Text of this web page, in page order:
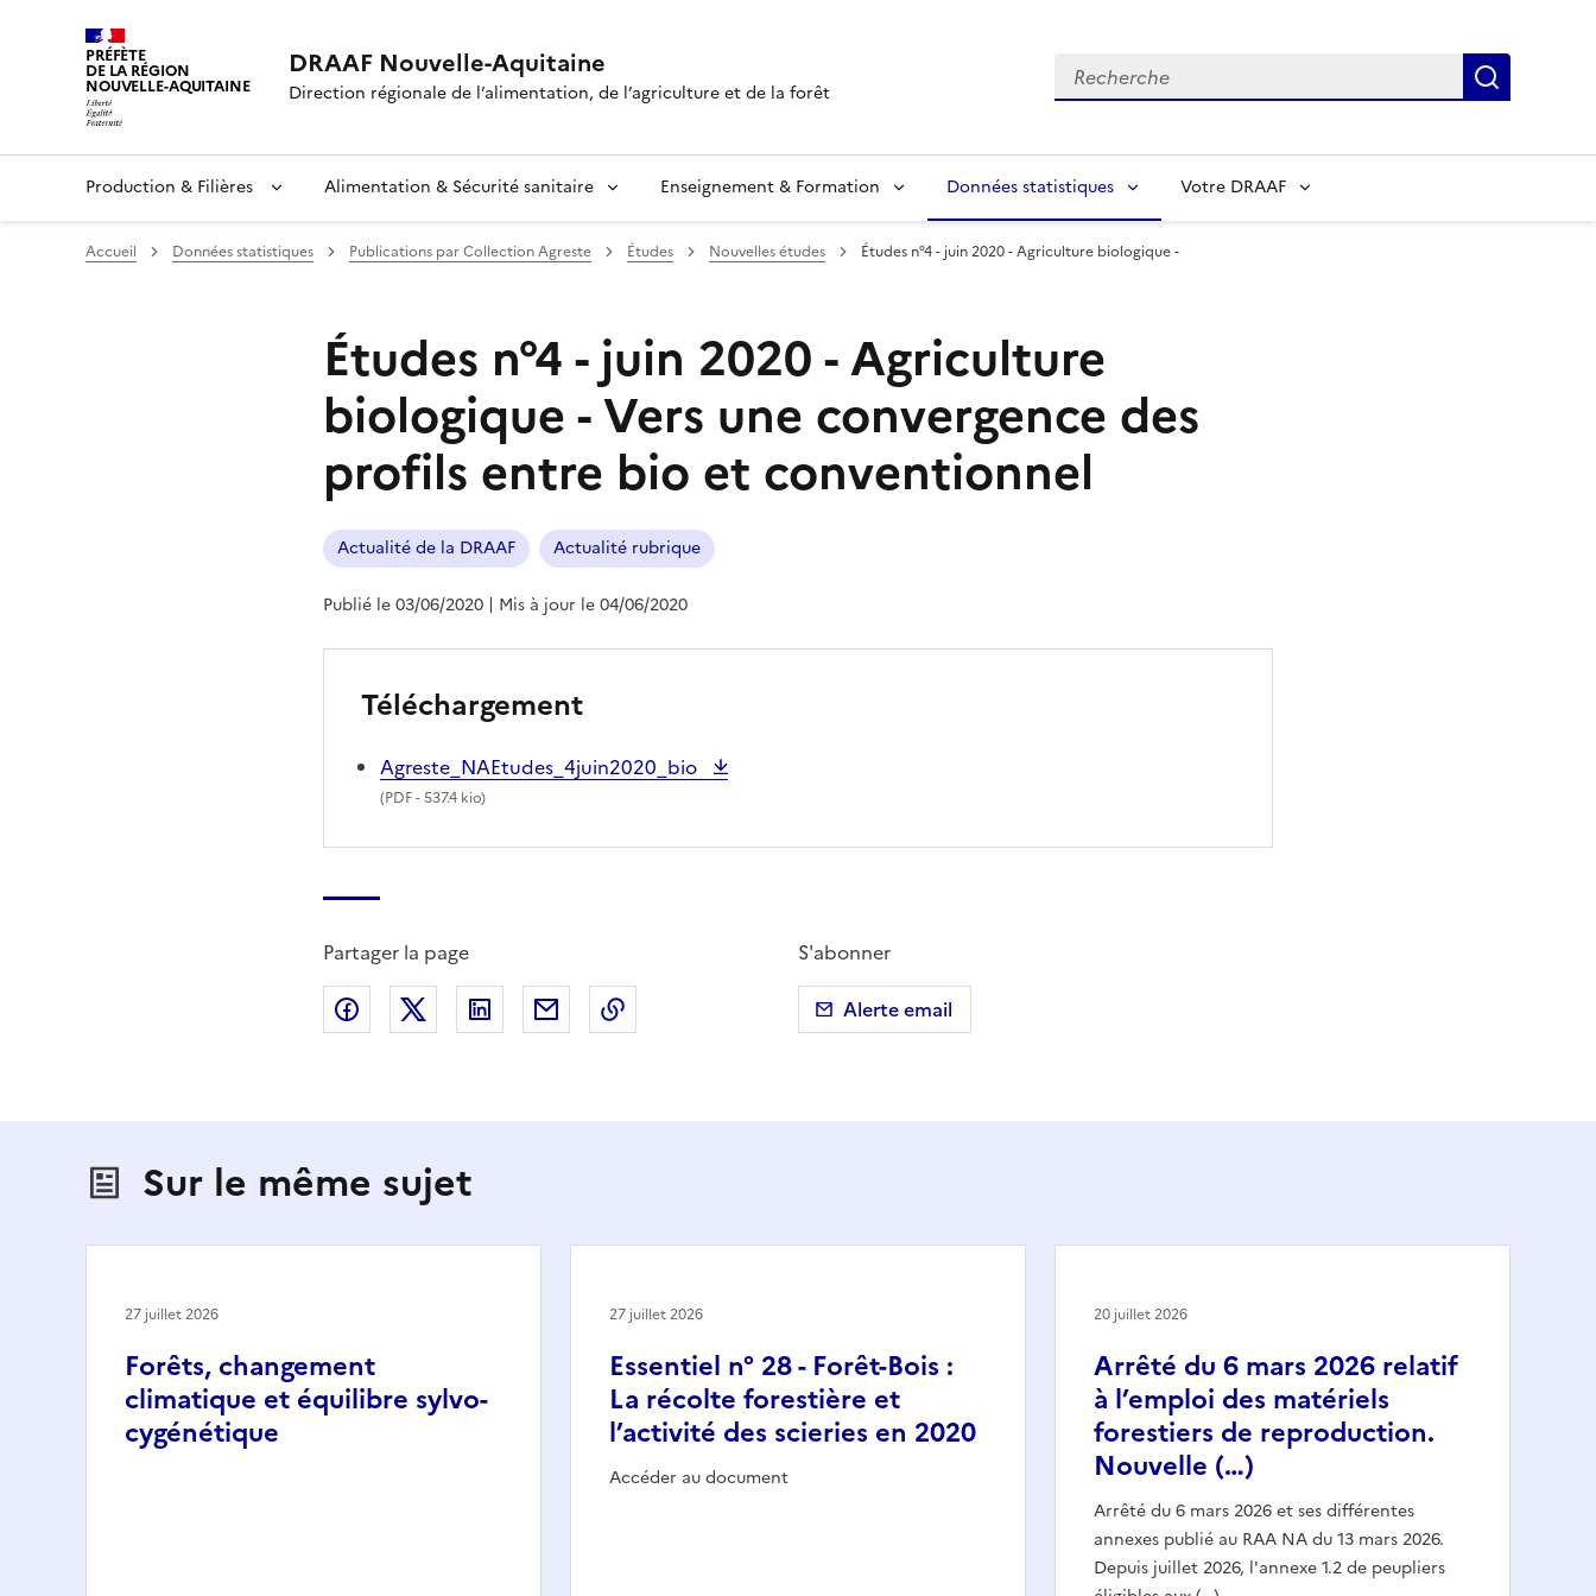
PRÉFÈTE
DE LA RÉGION
NOUVELLE-AQUITAINE
DRAAF Nouvelle-Aquitaine
Direction régionale de l’alimentation, de l’agriculture et de la forêt
Recherche
Production & Filières Alimentation & Sécurité sanitaire Enseignement & Formation Données statistiques Votre DRAAF
Accueil Données statistiques Publications par Collection Agreste Études Nouvelles études Études n°4 - juin 2020 - Agriculture biologique -
Études n°4 - juin 2020 - Agriculture
biologique - Vers une convergence des
profils entre bio et conventionnel
Actualité de la DRAAF Actualité rubrique
Publié le 03/06/2020 | Mis à jour le 04/06/2020
Téléchargement
Agreste_NAEtudes_4juin2020_bio
(PDF- 537.4 kio)
Partager la page
Partager sur Facebook
Partager sur X (anciennement Twitter)
Partager sur LinkedIn
Partager par emailCopier dans le presse-papier
S'abonner
Alerte email
Sur le même sujet
Forêts, changement
climatique et équilibre sylvo-
cygénétique
27 juillet 2026
Essentiel n° 28 - Forêt-Bois :
La récolte forestière et
l’activité des scieries en 2020
Accéder au document
27 juillet 2026
Arrêté du 6 mars 2026 relatif
à l’emploi des matériels
forestiers de reproduction.
Nouvelle (…)
Arrêté du 6 mars 2026 et ses différentes
annexes publié au RAA NA du 13 mars 2026.
Depuis juillet 2026, l'annexe 1.2 de peupliers
20 juillet 2026